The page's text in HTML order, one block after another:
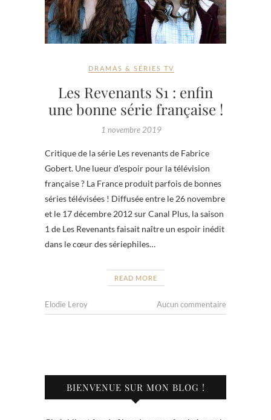
DRAMAS & SÉRIES TV
Les Revenants S1 : enfin
une bonne série française !
1 novembre 2019
Critique de la série Les revenants de Fabrice
Gobert. Une lueur d’espoir pour la télévision
française ? La France produit parfois de bonnes
séries télévisées ! Diffusée entre le 26 novembre
et le 17 décembre 2012 sur Canal Plus, la saison
1 de Les Revenants faisait naître un espoir inédit
dans le cœur des sériephiles…
READ MORE
Elodie Leroy Aucun commentaire
BIENVENUE SUR MON BLOG !